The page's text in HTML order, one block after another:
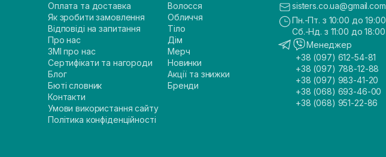
Оплата та доставка
Як зробити замовлення
Відповіді на запитання
Про нас
ЗМІ про нас
Сертифікати та нагороди
Блог
Бюті словник
Контакти
Умови використання сайту
Політика конфіденційності
Волосся
Обличчя
Тіло
Дім
Мерч
Новинки
Акції та знижки
Бренди
sisters.co.ua@gmail.com
Пн.-Пт. з 10:00 до 19:00
Сб.-Нд. з 11:00 до 18:00
Менеджер
+38 (097) 612-54-81
+38 (097) 788-12-88
+38 (097) 983-41-20
+38 (068) 693-46-00
+38 (068) 951-22-86